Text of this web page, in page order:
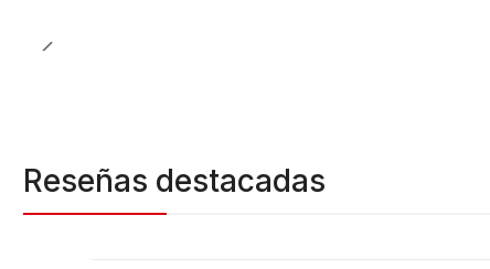
Reseñas destacadas